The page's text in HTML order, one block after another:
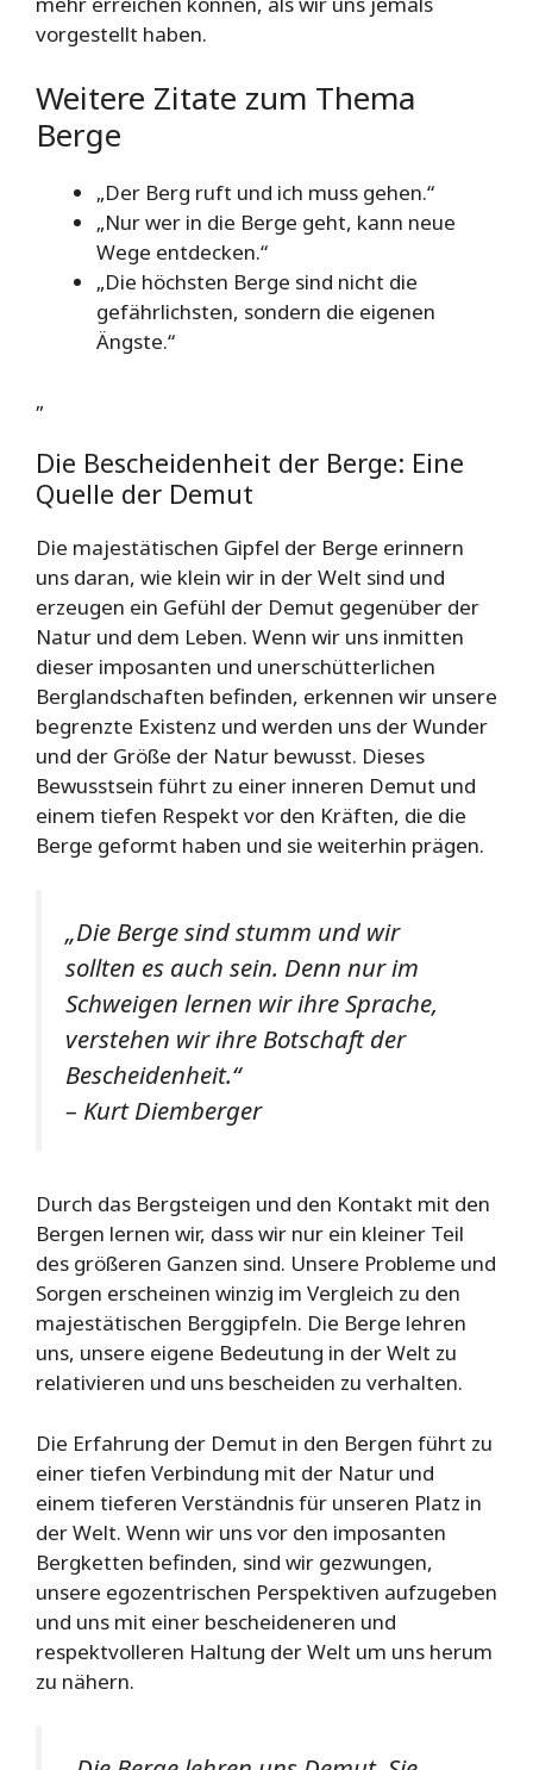
vorgestellt haben.
Weitere Zitate zum Thema
Berge
„Der Berg ruft und ich muss gehen.“
„Nur wer in die Berge geht, kann neue
Wege entdecken.“
„Die höchsten Berge sind nicht die
gefährlichsten, sondern die eigenen
Ängste.“
„
Die Bescheidenheit der Berge: Eine
Quelle der Demut
Die majestätischen Gipfel der Berge erinnern
uns daran, wie klein wir in der Welt sind und
erzeugen ein Gefühl der Demut gegenüber der
Natur und dem Leben. Wenn wir uns inmitten
dieser imposanten und unerschütterlichen
Berglandschaften befinden, erkennen wir unsere
begrenzte Existenz und werden uns der Wunder
und der Größe der Natur bewusst. Dieses
Bewusstsein führt zu einer inneren Demut und
einem tiefen Respekt vor den Kräften, die die
Berge geformt haben und sie weiterhin prägen.
„Die Berge sind stumm und wir
sollten es auch sein. Denn nur im
Schweigen lernen wir ihre Sprache,
verstehen wir ihre Botschaft der
Bescheidenheit.“
– Kurt Diemberger
Durch das Bergsteigen und den Kontakt mit den
Bergen lernen wir, dass wir nur ein kleiner Teil
des größeren Ganzen sind. Unsere Probleme und
Sorgen erscheinen winzig im Vergleich zu den
majestätischen Berggipfeln. Die Berge lehren
uns, unsere eigene Bedeutung in der Welt zu
relativieren und uns bescheiden zu verhalten.
Die Erfahrung der Demut in den Bergen führt zu
einer tiefen Verbindung mit der Natur und
einem tieferen Verständnis für unseren Platz in
der Welt. Wenn wir uns vor den imposanten
Bergketten befinden, sind wir gezwungen,
unsere egozentrischen Perspektiven aufzugeben
und uns mit einer bescheideneren und
respektvolleren Haltung der Welt um uns herum
zu nähern.